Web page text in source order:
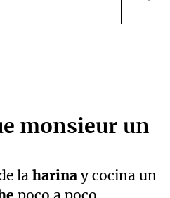
monsieur un
laharinay cocina un